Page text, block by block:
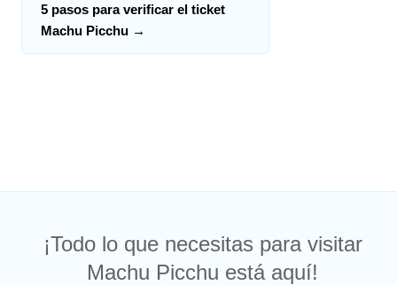
5 pasos para verificar el ticket
Machu Picchu →
¡Todo lo que necesitas para visitar
Machu Picchu está aquí!